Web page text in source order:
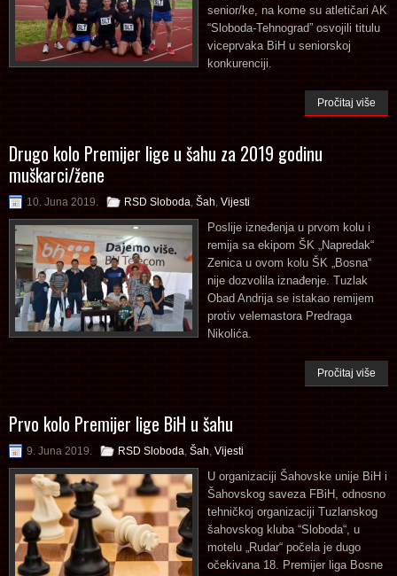
senior/ke, na kome su atletičari AK
“Sloboda-Tehnograd” osvojili titulu
viceprvaka BiH u seniorskoj
konkurenciji.
Pročitaj više
Drugo kolo Premijer lige u šahu za 2019 godinu
muškarci/žene
10. Juna 2019. RSD Sloboda Šah Vijesti
Poslije izneđenja u prvom kolu i
remija sa ekipom ŠK „Napredak“
Zenica u ovom kolu ŠK „Bosna“
nije dozvolila iznađenje. Tuzlak
Obad Andrija se istakao remijem
protiv velemastora Predraga
Nikolića.
Pročitaj više
Prvo kolo Premijer lige BiH u šahu
9. Juna 2019. RSD Sloboda Šah Vijesti
U organizaciji Šahovske unije BiH i
Šahovskog saveza FBiH, odnosno
tehničkoj organizaciji Tuzlanskog
šahovskog kluba “Sloboda“, u
motelu „Rudar“ počela je dugo
očekivana 18. Premijer liga Bosne